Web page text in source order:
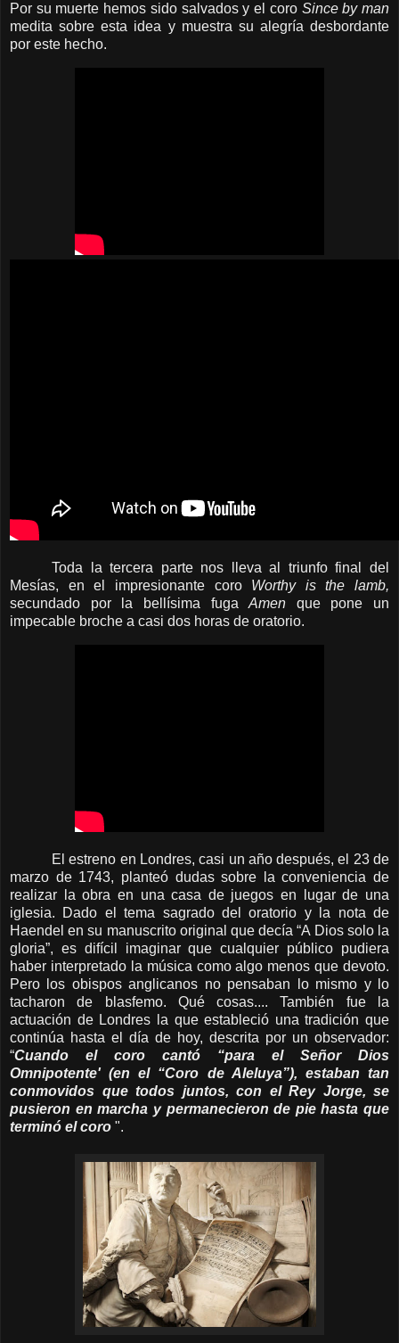
Por su muerte hemos sido salvados y el coro Since by man
medita sobre esta idea y muestra su alegría desbordante
por este hecho.
Toda la tercera parte nos lleva al triunfo final del
Mesías, en el impresionante coro Worthy is the lamb,
secundado por la bellísima fugaAmen que pone un
impecable broche a casi dos horas de oratorio.
El estreno en Londres, casi un año después, el 23 de
marzo de 1743, planteó dudas sobre la conveniencia de
realizar la obra en una casa de juegos en lugar de una
iglesia. Dado el tema sagrado del oratorio y la nota de
Haendel en su manuscrito original que decía “A Dios solo la
gloria”, es difícil imaginar que cualquier público pudiera
haber interpretado la música como algo menos que devoto.
Pero los obispos anglicanos no pensaban lo mismo y lo
tacharon de blasfemo. Qué cosas.... También fue la
actuación de Londres la que estableció una tradición que
continúa hasta el día de hoy, descrita por un observador:
“Cuando el coro cantó “para el Señor Dios
Omnipotente' (en el “Coro de Aleluya”), estaban tan
conmovidos que todos juntos, con el Rey Jorge, se
pusieron en marcha y permanecieron de pie hasta que
terminó el coro ".